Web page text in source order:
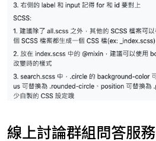
線上討論群組問答服務